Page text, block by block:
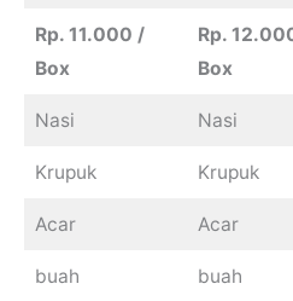
Rp. 11.000 /
Box
Rp.
Box
Nasi Nasi
Krupuk Krupuk
Acar Acar
buah buah